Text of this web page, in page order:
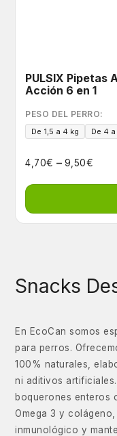
PULSIX Pipetas
Acción 6 en 1
PESO DEL PERRO:
De 1,5 a 4 kg De 4 a
4,70€ – 9,50€
Snacks
En EcoCan somos
para perros.
100% naturales,
ni aditivos
boquerones enteros
Omega 3 y
inmunológico y